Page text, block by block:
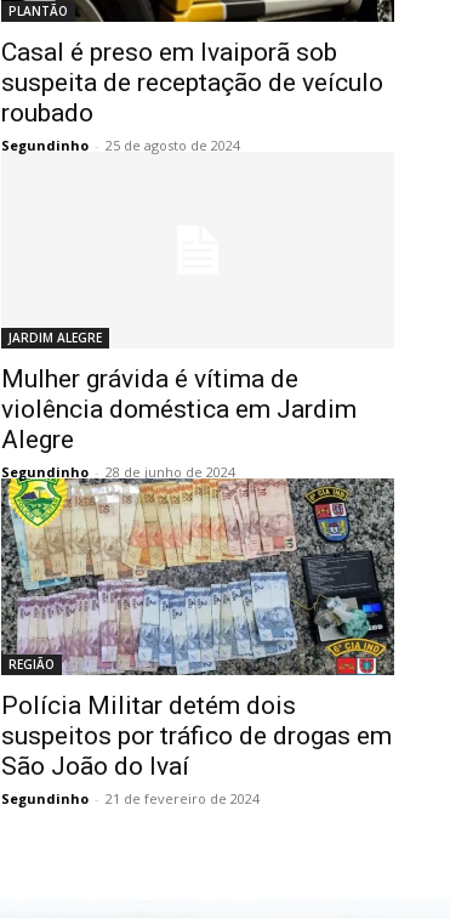
PLANTÃO
Casal é preso em Ivaiporã sob
suspeita de receptação de veículo
roubado
Segundinho - 25 de agosto de 2024
JARDIM ALEGRE
Mulher grávida é vítima de
violência doméstica em Jardim
Alegre
Segundinho - 28 de junho de 2024
REGIÃO
Polícia Militar detém dois
suspeitos por tráfico de drogas em
São João do Ivaí
Segundinho - 21 de fevereiro de 2024